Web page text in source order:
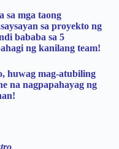
sa mga taong
sa proyekto ng
bababa sa 5
ng kanilang team!
huwag mag-atubiling
na nagpapahayag ng